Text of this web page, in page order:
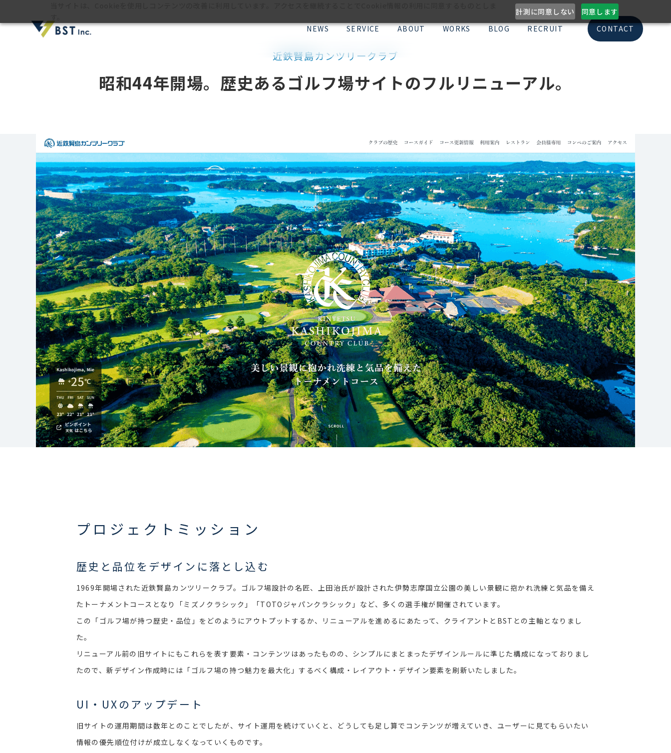
計測に同意しない
同意します
NEWS
SERVICE ABOUT WORKS BLOG RECRUIT CONTACT
近鉄賢島カンツリークラブ
昭和44年開場。歴史あるゴルフ場サイトのフルリニューアル。
プロジェクトミッション
歴史と品位をデザインに落とし込む
1969年開場された近鉄賢島カンツリークラブ。ゴルフ場設計の名匠、上田治氏が設計された伊勢志摩国立公園の美しい景観に抱かれ洗練と気品を備え
たトーナメントコースとなり「ミズノクラシック」「TOTOジャパンクラシック」など、多くの選手権が開催されています。
この「ゴルフ場が持つ歴史・品位」をどのようにアウトプットするか、リニューアルを進めるにあたって、クライアントとBSTとの主軸となりまし
た。
リニューアル前の旧サイトにもこれらを表す要素・コンテンツはあったものの、シンプルにまとまったデザインルールに準じた構成になっておりまし
たので、新デザイン作成時には「ゴルフ場の持つ魅力を最大化」するべく構成・レイアウト・デザイン要素を刷新いたしました。
UI・UXのアップデート
旧サイトの運用期間は数年とのことでしたが、サイト運用を続けていくと、どうしても足し算でコンテンツが増えていき、ユーザーに見てもらいたい
情報の優先順位付けが成立しなくなっていくものです。